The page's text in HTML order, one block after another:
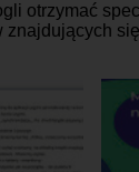
otrzymać
znajdujących